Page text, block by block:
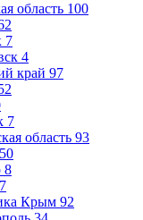
область 100
7
4
край 97
7
область 93
50
8
7
Крым 92